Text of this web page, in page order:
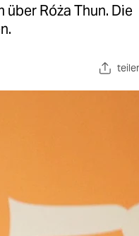
Róża Thun. Die